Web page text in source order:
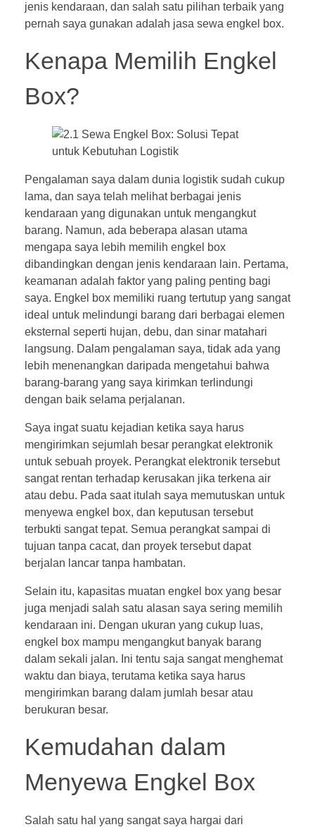
jenis kendaraan, dan salah satu pilihan terbaik yang
pernah saya gunakan adalah jasa sewa engkel box.
Kenapa Memilih Engkel
Box?
Pengalaman saya dalam dunia logistik sudah cukup
lama, dan saya telah melihat berbagai jenis
kendaraan yang digunakan untuk mengangkut
barang. Namun, ada beberapa alasan utama
mengapa saya lebih memilih engkel box
dibandingkan dengan jenis kendaraan lain. Pertama,
keamanan adalah faktor yang paling penting bagi
saya. Engkel box memiliki ruang tertutup yang sangat
ideal untuk melindungi barang dari berbagai elemen
eksternal seperti hujan, debu, dan sinar matahari
langsung. Dalam pengalaman saya, tidak ada yang
lebih menenangkan daripada mengetahui bahwa
barang-barang yang saya kirimkan terlindungi
dengan baik selama perjalanan.
Saya ingat suatu kejadian ketika saya harus
mengirimkan sejumlah besar perangkat elektronik
untuk sebuah proyek. Perangkat elektronik tersebut
sangat rentan terhadap kerusakan jika terkena air
atau debu. Pada saat itulah saya memutuskan untuk
menyewa engkel box, dan keputusan tersebut
terbukti sangat tepat. Semua perangkat sampai di
tujuan tanpa cacat, dan proyek tersebut dapat
berjalan lancar tanpa hambatan.
Selain itu, kapasitas muatan engkel box yang besar
juga menjadi salah satu alasan saya sering memilih
kendaraan ini. Dengan ukuran yang cukup luas,
engkel box mampu mengangkut banyak barang
dalam sekali jalan. Ini tentu saja sangat menghemat
waktu dan biaya, terutama ketika saya harus
mengirimkan barang dalam jumlah besar atau
berukuran besar.
Kemudahan dalam
Menyewa Engkel Box
Salah satu hal yang sangat saya hargai dari